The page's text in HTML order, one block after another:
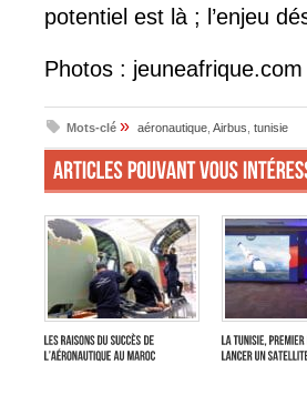
potentiel est là ; l’enjeu
Photos : jeuneafrique.com
Mots-clé » aéronautique Airbus tunisie